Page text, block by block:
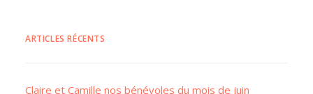
ARTICLES RÉCENTS
Claire et Camille nos bénévoles du mois de juin